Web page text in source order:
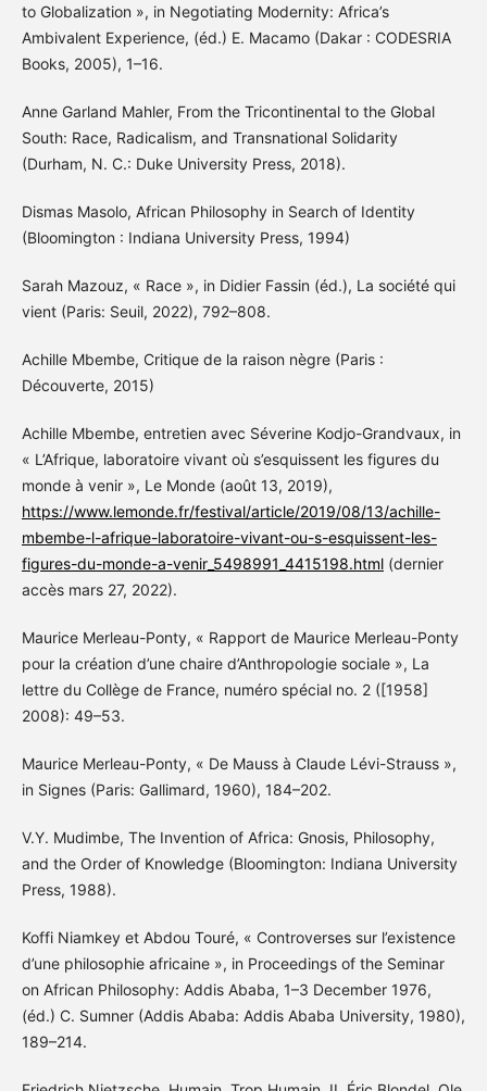
to Globalization », in Negotiating Modernity: Africa’s
Ambivalent Experience, (éd.) E. Macamo (Dakar : CODESRIA
Books, 2005), 1–16.
Anne Garland Mahler, From the Tricontinental to the Global
South: Race, Radicalism, and Transnational Solidarity
(Durham, N. C.: Duke University Press, 2018).
Dismas Masolo, African Philosophy in Search of Identity
(Bloomington : Indiana University Press, 1994)
Sarah Mazouz, « Race », in Didier Fassin (éd.), La société qui
vient (Paris: Seuil, 2022), 792–808.
Achille Mbembe, Critique de la raison nègre (Paris :
Découverte, 2015)
Achille Mbembe, entretien avec Séverine Kodjo-Grandvaux, in
« L’Afrique, laboratoire vivant où s’esquissent les figures du
monde à venir », Le Monde (août 13, 2019),
https://www.lemonde.fr/festival/article/2019/08/13/achille-
mbembe-l-afrique-laboratoire-vivant-ou-s-esquissent-les-
figures-du-monde-a-venir_5498991_4415198.html(dernier
accès mars 27, 2022).
Maurice Merleau-Ponty, « Rapport de Maurice Merleau-Ponty
pour la création d’une chaire d’Anthropologie sociale », La
lettre du Collège de France, numéro spécial no. 2 ([1958]
2008): 49–53.
Maurice Merleau-Ponty, « De Mauss à Claude Lévi-Strauss »,
in Signes (Paris: Gallimard, 1960), 184–202.
V.Y. Mudimbe, The Invention of Africa: Gnosis, Philosophy,
and the Order of Knowledge (Bloomington: Indiana University
Press, 1988).
Koffi Niamkey et Abdou Touré, « Controverses sur l’existence
d’une philosophie africaine », in Proceedings of the Seminar
on African Philosophy: Addis Ababa, 1–3 December 1976,
(éd.) C. Sumner (Addis Ababa: Addis Ababa University, 1980),
189–214.